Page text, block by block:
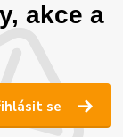
akce a
se